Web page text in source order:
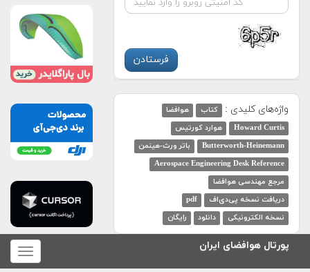
واژه‌های کلیدی : کتاب
هوافضا
Howard Curtis
هوارد کورتیس
Butterworth-Heinemann
باتر ورث-هینمن
Aerospace Engineering Desk Reference
مرجع مهندسی هوافضا
دریافت نسخه پی‌دی‌اف
pdf
نسخه الکترونیکی
دانلود رایگان
برای
نمایش
پورتال هوافضای ایران